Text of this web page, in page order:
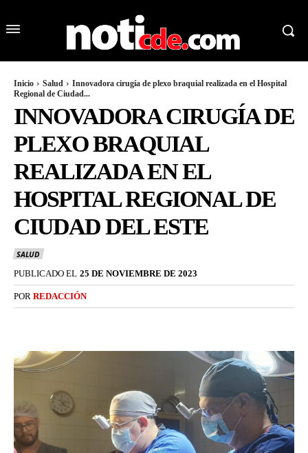
Inicio Salud
Innovadora cirugía de plexo braquial realizada en el Hospital
Regional de Ciudad...
INNOVADORA CIRUGÍA DE
PLEXO BRAQUIAL
REALIZADA EN EL
HOSPITAL REGIONAL DE
CIUDAD DEL ESTE
SALUD
PUBLICADO EL 25 DE NOVIEMBRE DE 2023
POR REDACCIÓN